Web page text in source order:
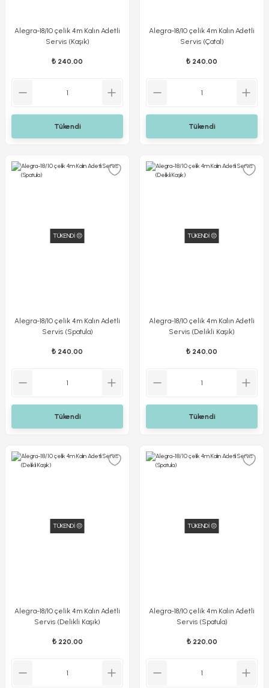
Alegra-18/10 çelik 4m Kalın Adetli
Servis (Kaşık)
₺ 240,00
Tükendi
Alegra-18/10 çelik 4m Kalın Adetli
Servis (Çatal)
₺ 240,00
Tükendi
TÜKENDİ 😔
Alegra-18/10 çelik 4m Kalın Adetli
Servis (Spatula)
₺ 240,00
Tükendi
TÜKENDİ 😔
Alegra-18/10 çelik 4m Kalın Adetli
Servis (Delikli Kaşık)
₺ 240,00
Tükendi
TÜKENDİ 😔
Alegra-18/10 çelik 4m Kalın Adetli
Servis (Delikli Kaşık)
₺ 220,00
TÜKENDİ 😔
Alegra-18/10 çelik 4m Kalın Adetli
Servis (Spatula)
₺ 220,00